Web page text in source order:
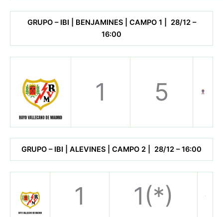
GRUPO – IBI | BENJAMINES | CAMPO 1 | 28/12 –
16:00
1 5
GRUPO – IBI | ALEVINES | CAMPO 2 | 28/12 – 16:00
1 1(*)